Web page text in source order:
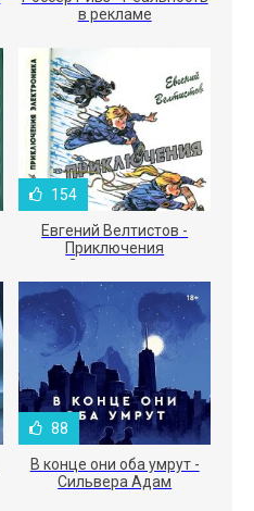
в рекламе
154
Евгений Велтистов -
Приключения
Электроника
88
В конце они оба умрут -
Сильвера Адам